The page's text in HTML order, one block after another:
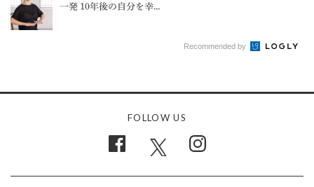
一発 10年後の自分を幸...
Recommended by
FOLLOW US